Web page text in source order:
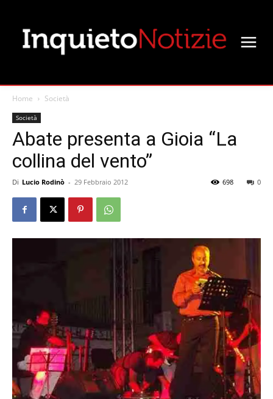
Home Società
Società
Abate presenta a Gioia “La
collina del vento”
Di Lucio Rodinò - 29 Febbraio 2012 0
698